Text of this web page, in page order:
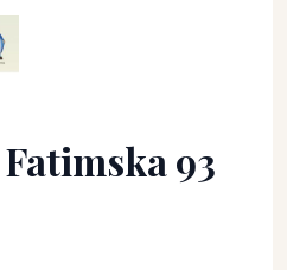
93